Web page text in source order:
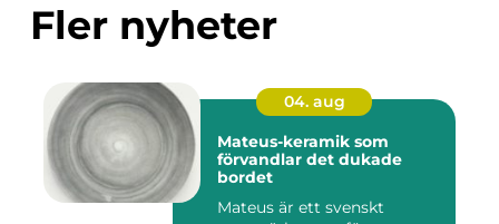
Fler nyheter
04. aug
Mateus-keramik som
förvandlar det dukade
bordet
Mateus är ett svenskt